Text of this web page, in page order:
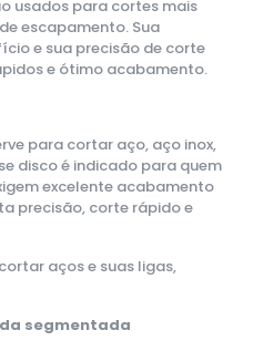
usados para cortes mais
escapamento. Sua
e sua precisão de corte
e ótimo acabamento.
para cortar aço, aço inox,
disco é indicado para quem
excelente acabamento
precisão, corte rápido e
aços e suas ligas,
segmentada